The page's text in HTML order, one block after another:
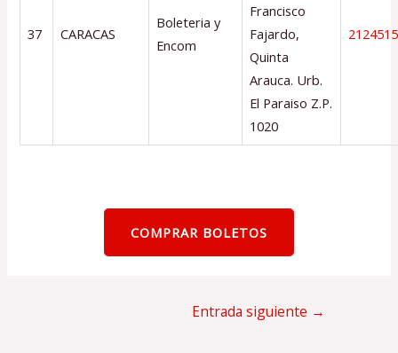
37 CARACAS
Boleteria y
Encom
Francisco
Fajardo,
Quinta
Arauca. Urb.
El Paraiso Z.P.
1020
COMPRAR BOLETOS
Entrada siguiente →